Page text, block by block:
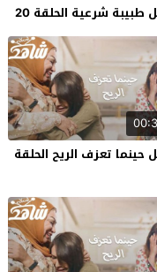
شرعية الحلقة 20
تعزف الريح الحلقة